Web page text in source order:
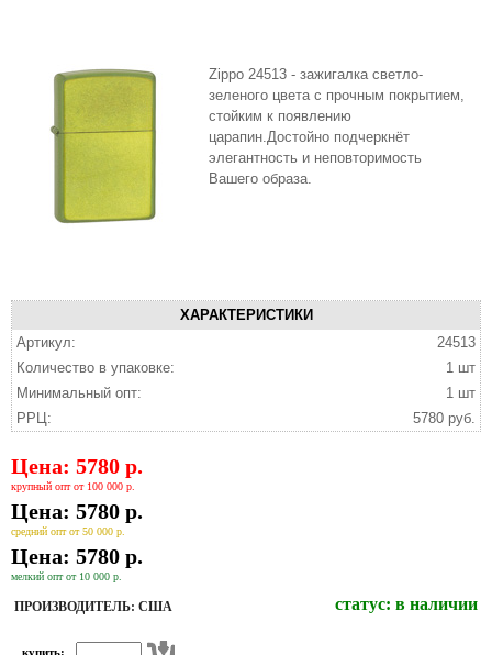
Zippo 24513 - зажигалка светло-
зеленого цвета с прочным покрытием,
стойким к появлению
царапин.Достойно подчеркнёт
элегантность и неповторимость
Вашего образа.
ХАРАКТЕРИСТИКИ
Артикул:
24513
Количество в упаковке:
1 шт
Минимальный опт:
1 шт
РРЦ:
5780 руб.
Цена: 5780 р.
крупный опт от 100 000 р.
Цена: 5780 р.
средний опт от 50 000 р.
Цена: 5780 р.
мелкий опт от 10 000 р.
ПРОИЗВОДИТЕЛЬ: США статус: в наличии
купить: